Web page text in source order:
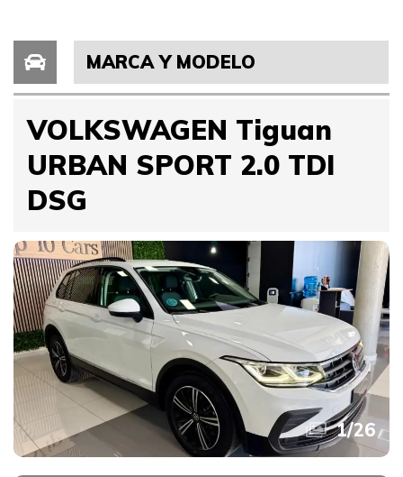
MARCA Y MODELO
VOLKSWAGEN Tiguan
URBAN SPORT 2.0 TDI
DSG
1/26